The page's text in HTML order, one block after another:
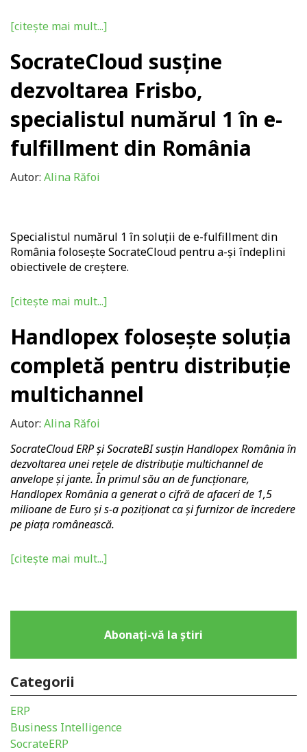
[citește mai mult...]
SocrateCloud susține
dezvoltarea Frisbo,
specialistul numărul 1 în e-
fulfillment din România
Autor: Alina Răfoi
Specialistul numărul 1 în soluții de e-fulfillment din
România foloseșteSocrateCloud pentru a-și îndeplini
obiectivele de creștere.
[citește mai mult...]
Handlopex folosește soluția
completă pentru distribuție
multichannel
Autor: Alina Răfoi
SocrateCloud ERP și SocrateBI susțin Handlopex România în
dezvoltarea unei rețele de distribuție multichannel de
anvelope și jante. În primul său an de funcționare,
Handlopex România a generat o cifră de afaceri de 1,5
milioane de Euro și s-a poziționat ca și furnizor de încredere
pe piața românească.
[citește mai mult...]
Abonați-vă la știri
Categorii
ERP
Business Intelligence
SocrateERP